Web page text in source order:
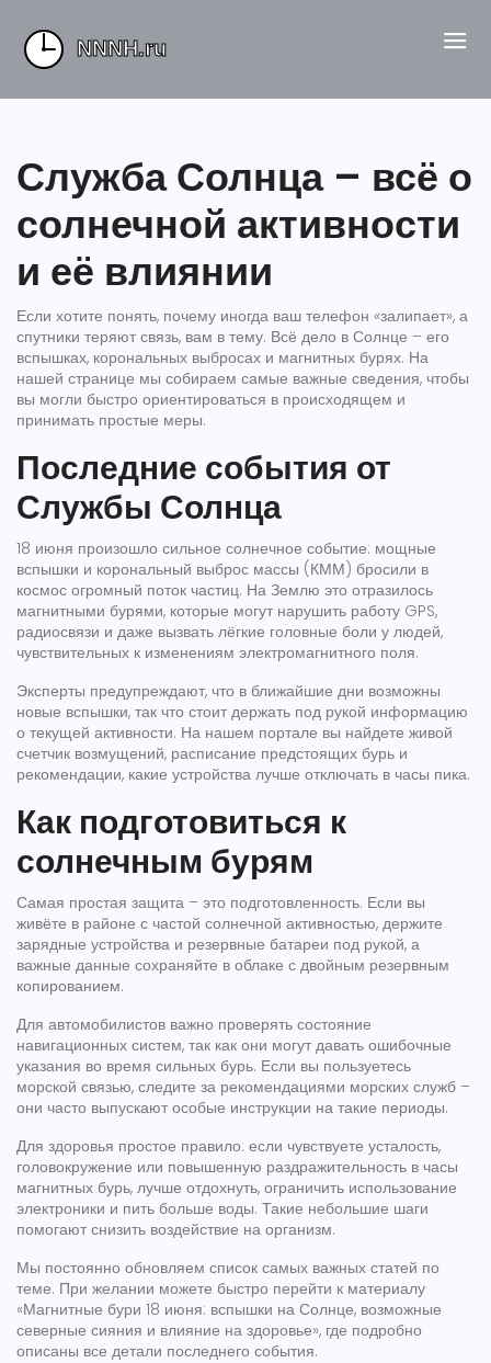
Служба Солнца – всё о
солнечной активности
и её влиянии
Если хотите понять, почему иногда ваш телефон «залипает», а
спутники теряют связь, вам в тему. Всё дело в Солнце – его
вспышках, корональных выбросах и магнитных бурях. На
нашей странице мы собираем самые важные сведения, чтобы
вы могли быстро ориентироваться в происходящем и
принимать простые меры.
Последние события от
Службы Солнца
18 июня произошло сильное солнечное событие: мощные
вспышки и корональный выброс массы (КММ) бросили в
космос огромный поток частиц. На Землю это отразилось
магнитными бурями, которые могут нарушить работу GPS,
радиосвязи и даже вызвать лёгкие головные боли у людей,
чувствительных к изменениям электромагнитного поля.
Эксперты предупреждают, что в ближайшие дни возможны
новые вспышки, так что стоит держать под рукой информацию
о текущей активности. На нашем портале вы найдете живой
счетчик возмущений, расписание предстоящих бурь и
рекомендации, какие устройства лучше отключать в часы пика.
Как подготовиться к
солнечным бурям
Самая простая защита – это подготовленность. Если вы
живёте в районе с частой солнечной активностью, держите
зарядные устройства и резервные батареи под рукой, а
важные данные сохраняйте в облаке с двойным резервным
копированием.
Для автомобилистов важно проверять состояние
навигационных систем, так как они могут давать ошибочные
указания во время сильных бурь. Если вы пользуетесь
морской связью, следите за рекомендациями морских служб –
они часто выпускают особые инструкции на такие периоды.
Для здоровья простое правило: если чувствуете усталость,
головокружение или повышенную раздражительность в часы
магнитных бурь, лучше отдохнуть, ограничить использование
электроники и пить больше воды. Такие небольшие шаги
помогают снизить воздействие на организм.
Мы постоянно обновляем список самых важных статей по
теме. При желании можете быстро перейти к материалу
«Магнитные бури 18 июня: вспышки на Солнце, возможные
северные сияния и влияние на здоровье», где подробно
описаны все детали последнего события.